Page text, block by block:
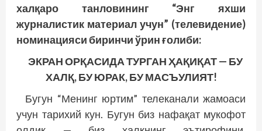
халқаро танловининг “Энг яхши
журналистик материал учун” (телевидение)
номинацияси биринчи ўрин ғолиби:
ЭКРАН ОРҚАСИДА ТУРГАН ҲАҚИҚАТ — БУ
ХАЛҚ, БУ ЮРАК, БУ МАСЪУЛИЯТ!
Бугун “Менинг юртим” телеканали жамоаси
учун тарихий кун. Бугун биз нафақат мукофот